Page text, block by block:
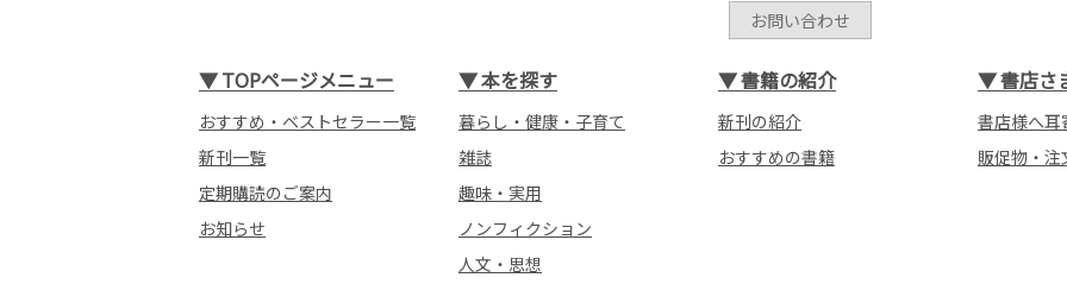
お問い合わせ
▼TOPページメニュー
おすすめ・ベストセラー一覧
新刊一覧
定期購読のご案内
お知らせ
▼本を探す
暮らし・健康・子育て
雑誌
趣味・実用
ノンフィクション
人文・思想
▼書籍の紹介
新刊の紹介
おすすめの書籍
▼書店さ
書店様へ耳
販促物・注